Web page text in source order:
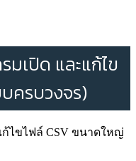
มเปิด และแก้ไข
ครบวงจร)